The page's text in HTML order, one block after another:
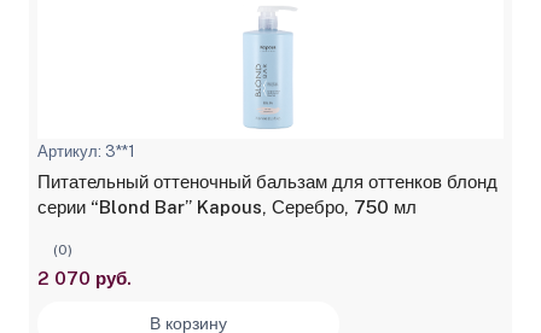
Артикул: 3**1
Питательный оттеночный бальзам для оттенков блонд
серии “Blond Bar” Kapous, Серебро, 750 мл
(0)
2 070 руб.
В корзину